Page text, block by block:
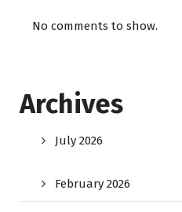
No comments to show.
Archives
July 2026
February 2026